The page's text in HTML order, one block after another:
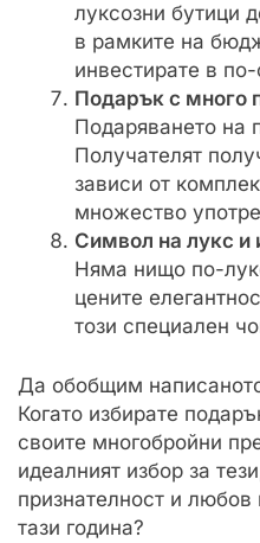
луксозни бутици
в рамките на
инвестирате в
Подарък с много
Подаряването на
Получателят
зависи от
множество
Символ на лукс и
Няма нищо по-
цените
този специален
Да обобщим
Когато избирате
своите многобройни
идеалният избор за
признателност и
тази година?